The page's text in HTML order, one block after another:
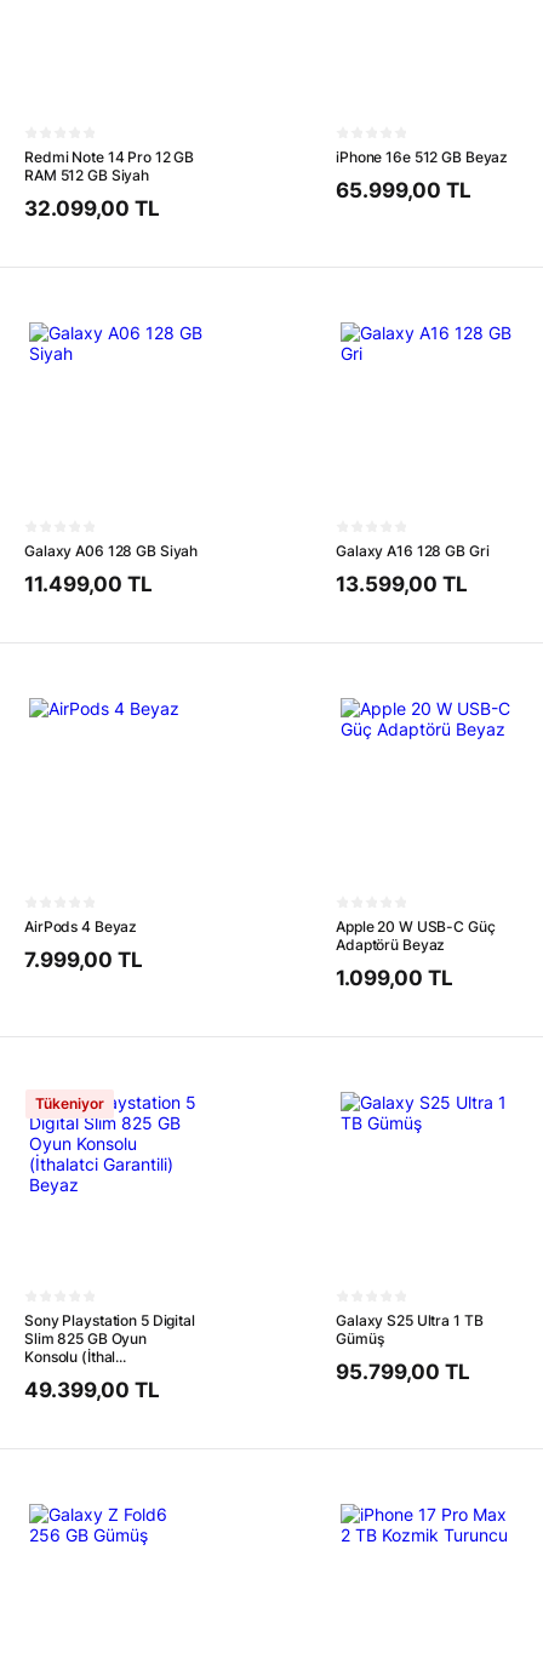
Redmi Note 14 Pro 12 GB
RAM 512 GB Siyah
32.099,00 TL
iPhone 16e 512 GB Beyaz
65.999,00 TL
Galaxy A06 128 GB Siyah
11.499,00 TL
Galaxy A16 128 GB Gri
13.599,00 TL
AirPods 4 Beyaz
7.999,00 TL
Apple 20 W USB-C Güç
Adaptörü Beyaz
1.099,00 TL
Tükeniyor
Sony Playstation 5 Digital
Slim 825 GB Oyun
Konsolu (İthal...
49.399,00 TL
Galaxy S25 Ultra 1 TB
Gümüş
95.799,00 TL